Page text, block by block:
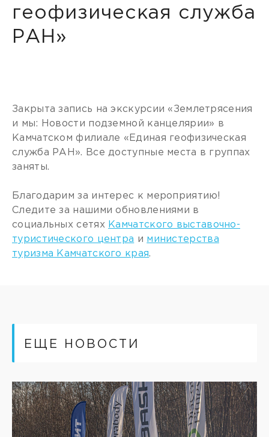
геофизическая служба
РАН»
Закрыта запись на экскурсии «Землетрясения
и мы: Новости подземной канцелярии» в
Камчатском филиале «Единая геофизическая
служба РАН». Все доступные места в группах
заняты.
Благодарим за интерес к мероприятию!
Следите за нашими обновлениями в
социальных сетях Камчатского выставочно-
туристического центра и министерства
туризма Камчатского края.
ЕЩЕ НОВОСТИ